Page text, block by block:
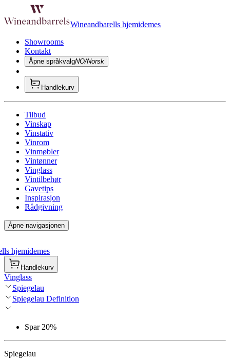
Wineandbarells hjemidemes
Showrooms
Kontakt
Åpne språkvalgNO/Norsk
Handlekurv
Tilbud
Vinskap
Vinstativ
Vinrom
Vinmøbler
Vintønner
Vinglass
Vintilbehør
Gavetips
Inspirasjon
Rådgivning
Åpne navigasjonen
hjemidemes
Handlekurv
Vinglass
Spiegelau
Spiegelau Definition
Spar 20%
Spiegelau